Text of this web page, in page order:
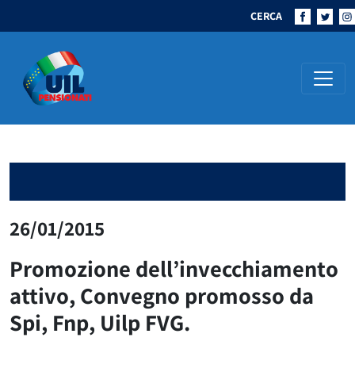
CERCA
Navigazione principale
26/01/2015
Promozione dell’invecchiamento
attivo, Convegno promosso da
Spi, Fnp, Uilp FVG.